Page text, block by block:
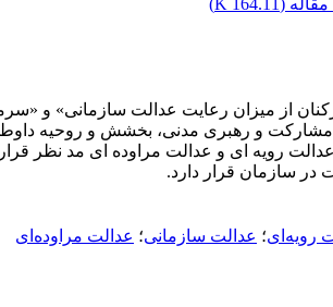
(
164.11 K
)
از میزان رعایت عدالت سازمانی» و
مشارکت و رهبری مدنی، بخشش و روحیه
رویه ای و عدالت مراوده ای مد نظر
در سازمان قرار دارد.
رویه‌ای؛ عدالت سازمانی؛ عدالت مراوده‌ای